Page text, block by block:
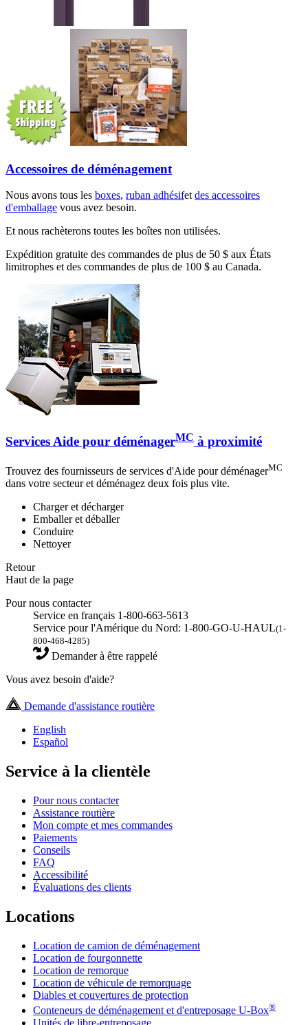
Accessoires de déménagement
Nous avons tous les boxes, ruban adhésifetdes accessoires
d'emballage vous avez besoin.
Et nous rachèterons toutes les boîtes non utilisées.
Expédition gratuite des commandes de plus de 50 $ aux États
limitrophes et des commandes de plus de 100 $ au Canada.
Services Aide pour déménagerMC à proximité
Trouvez des fournisseurs de services d'Aide pour déménagerMC
dans votre secteur et déménagez deux fois plus vite.
Charger et décharger
Emballer et déballer
Conduire
Nettoyer
Retour
Haut de la page
Pour nous contacter
Service en français 1-800-663-5613
Service pour l'Amérique du Nord: 1-800-GO-U-HAUL(1-
800-468-4285)
Demander à être rappelé
Vous avez besoin d'aide?
Demande d'assistance routière
English
Español
Service à la clientèle
Pour nous contacter
Assistance routière
Mon compte et mes commandes
Paiements
Conseils
FAQ
Accessibilité
Évaluations des clients
Locations
Location de camion de déménagement
Location de fourgonnette
Location de remorque
Location de véhicule de remorquage
Diables et couvertures de protection
Conteneurs de déménagement et d'entreposage U-Box®